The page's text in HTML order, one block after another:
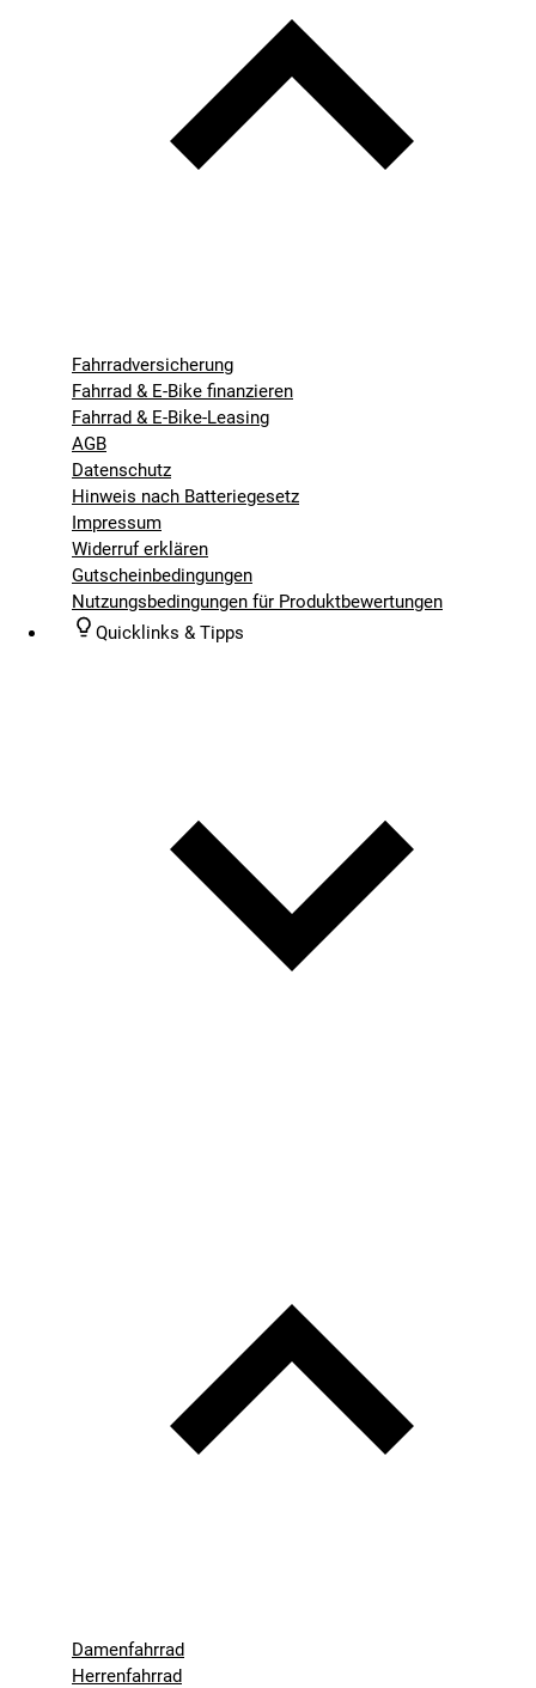
Fahrradversicherung
Fahrrad & E-Bike finanzieren
Fahrrad & E-Bike-Leasing
AGB
Datenschutz
Hinweis nach Batteriegesetz
Impressum
Widerruf erklären
Gutscheinbedingungen
Nutzungsbedingungen für Produktbewertungen
Quicklinks & Tipps
Damenfahrrad
Herrenfahrrad